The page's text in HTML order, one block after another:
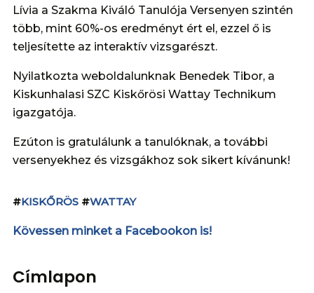
Lívia a Szakma Kiváló Tanulója Versenyen szintén
több, mint 60%-os eredményt ért el, ezzel ő is
teljesítette az interaktív vizsgarészt.
Nyilatkozta weboldalunknak Benedek Tibor, a
Kiskunhalasi SZC Kiskőrösi Wattay Technikum
igazgatója.
Ezúton is gratulálunk a tanulóknak, a további
versenyekhez és vizsgákhoz sok sikert kívánunk!
#KISKŐRÖS #WATTAY
Kövessen minket a Facebookon is!
Címlapon